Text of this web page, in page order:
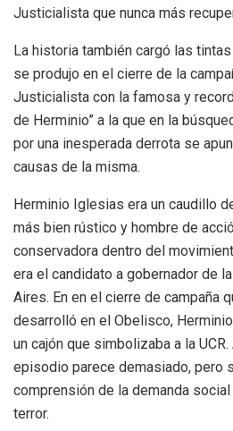
Justicialista que nunca más
La historia también cargó las
se produjo en el cierre de la
Justicialista con la famosa y
de Herminio” a la que en la
por una inesperada derrota se
causas de la misma.
Herminio Iglesias era un caudillo
más bien rústico y hombre de
conservadora dentro del
era el candidato a gobernador de
Aires. En en el cierre de campaña
desarrolló en el Obelisco,
un cajón que simbolizaba a la
episodio parece demasiado, pero
comprensión de la demanda
terror.